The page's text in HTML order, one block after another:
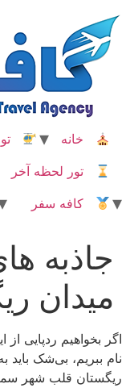
محتوا
خانه
تور لحظه آخر
کافه سفر
جاذبه
میدان
اگر بخواهیم ردپایی
نام ببریم، بی‌شک باید
ریگستان قلب شهر